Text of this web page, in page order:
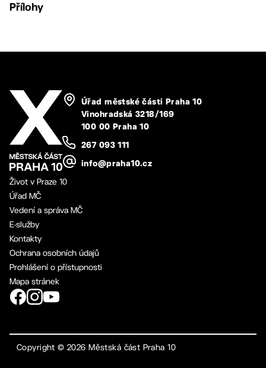
Přílohy
Úřad městské části Praha 10
Vinohradská 3218/169
100 00 Praha 10
267 093 111
info@praha10.cz
Život v Praze 10
Úřad MČ
Vedení a správa MČ
E-služby
Kontakty
Ochrana osobních údajů
Prohlášení o přístupnosti
Mapa stránek
Copyright ©2026 Městská část Praha 10